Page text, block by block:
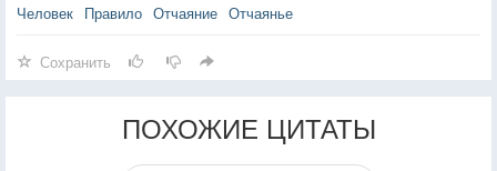
Человек Правило Отчаяние Отчаянье
Сохранить
ПОХОЖИЕ ЦИТАТЫ